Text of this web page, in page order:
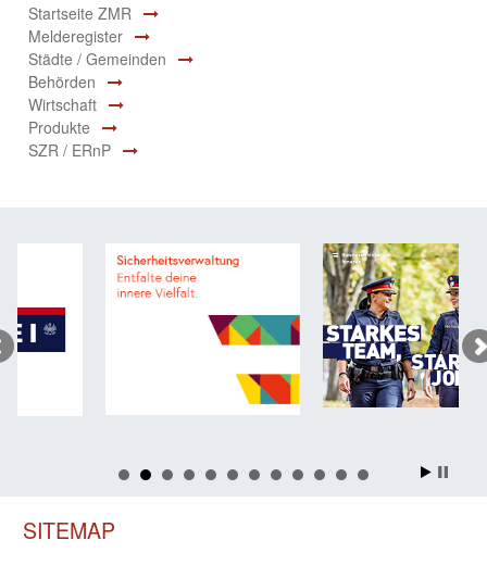
Startseite ZMR
Melderegister
Städte / Gemeinden
Behörden
Wirtschaft
Produkte
SZR / ERnP
SITEMAP